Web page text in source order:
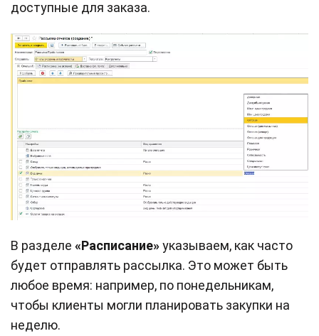
доступные для заказа.
В разделе «Расписание»указываем, как часто
будет отправлять рассылка. Это может быть
любое время: например, по понедельникам,
чтобы клиенты могли планировать закупки на
неделю.